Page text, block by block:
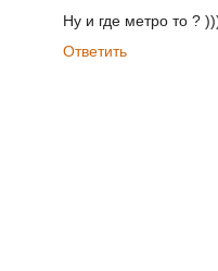
Ну и где метро то ?
Ответить